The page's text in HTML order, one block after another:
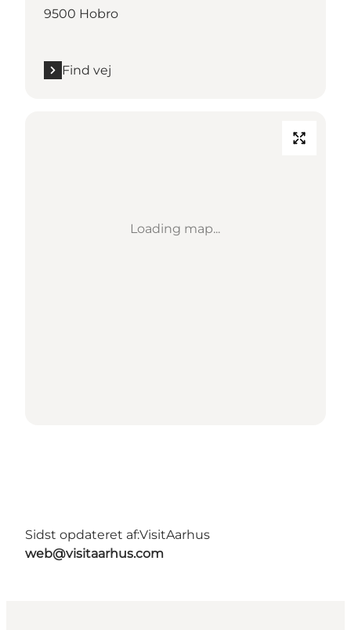
9500 Hobro
Find vej
Loading map...
Sidst opdateret af:VisitAarhus
web@visitaarhus.com